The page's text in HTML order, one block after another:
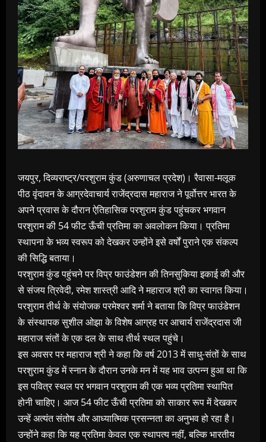
जयपुर, दिव्यराष्ट्र/परशुराम कुंड (अरुणाचल प्रदेश)। रैवासा-मलूक
पीठ वृंदावन के आग्रदेवाचार्य राजेंद्रदास महाराज ने पूर्वोत्तर भारत के
अपने प्रवास के दौरान ऐतिहासिक परशुराम कुंड पहुंचकर भगवान
परशुराम की 54 फीट ऊँची प्रतिमा का अवलोकन किया। प्रतिमा
स्थापना के भव्य स्वरूप को देखकर उन्होंने इसे वर्षों पुराने एक संकल्प
की सिद्धि बताया।
परशुराम कुंड पहुंचने पर विप्र फाउंडेशन की तिनसुकिया इकाई की और
से संजय त्रिवेदी, रमेश शास्त्री आदि ने महाराज श्री का स्वागत किया।
परशुराम तीर्थ के संयोजक परमेश्वर शर्मा ने बताया कि विप्र फाउंडेशन
के संस्थापक सुशील ओझा के विशेष आग्रह पर आचार्य राजेंद्रदास जी
महाराज संतों के एक दल के साथ तीर्थ स्थल पहुंचे।
इस अवसर पर महाराज श्री ने कहा कि वर्ष 2013 में साधु-संतों के साथ
परशुराम कुंड में स्नान के दौरान उनके मन में यह भाव उत्पन्न हुआ था कि
इस पवित्र स्थल पर भगवान परशुराम की एक भव्य प्रतिमा स्थापित
होनी चाहिए। आज 54 फीट ऊँची प्रतिमा को साकार रूप में देखकर
उन्हें अत्यंत संतोष और आध्यात्मिक प्रसन्नता का अनुभव हो रहा है।
उन्होंने कहा कि यह प्रतिमा केवल एक स्थापत्य नहीं, बल्कि भारतीय